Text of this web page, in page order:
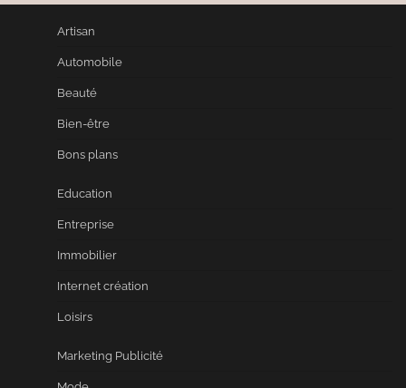
Artisan
Automobile
Beauté
Bien-être
Bons plans
Education
Entreprise
Immobilier
Internet création
Loisirs
Marketing Publicité